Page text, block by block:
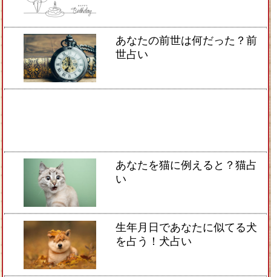
あなたの前世は何だった？前
世占い
あなたを猫に例えると？猫占
い
生年月日であなたに似てる犬
を占う！犬占い